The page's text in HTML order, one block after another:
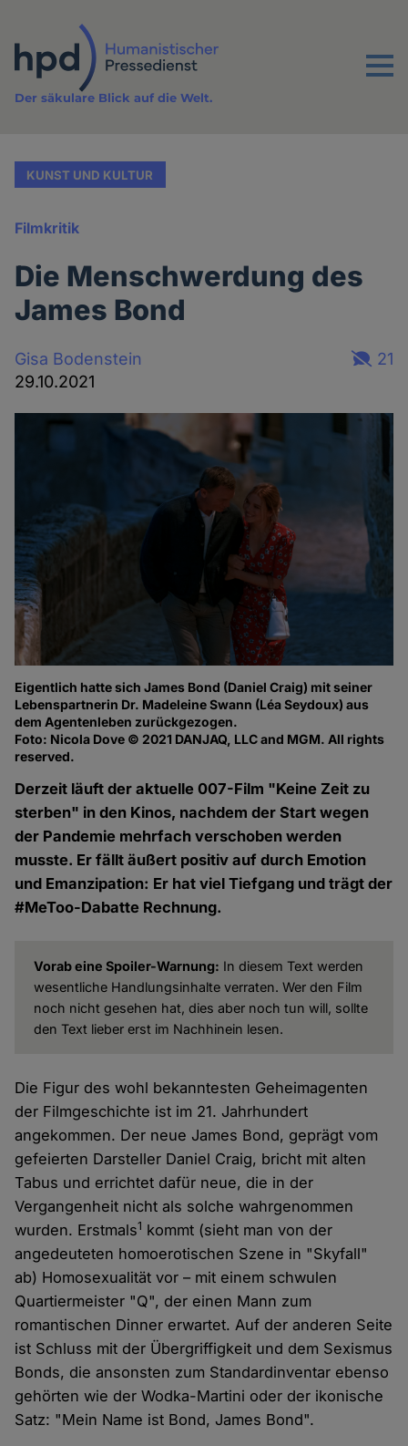
Inhalt
Menu
Der säkulare Blick auf die Welt.
KUNST UND KULTUR
Filmkritik
Die Menschwerdung des
James Bond
Gisa Bodenstein
29.10.2021
21
Eigentlich hatte sich James Bond (Daniel Craig) mit seiner
Lebenspartnerin Dr. Madeleine Swann (Léa Seydoux) aus
dem Agentenleben zurückgezogen.
Foto: Nicola Dove © 2021 DANJAQ, LLC and MGM. All rights
reserved.
Derzeit läuft der aktuelle 007-Film "Keine Zeit zu
sterben" in den Kinos, nachdem der Start wegen
der Pandemie mehrfach verschoben werden
musste. Er fällt äußert positiv auf durch Emotion
und Emanzipation: Er hat viel Tiefgang und trägt der
#MeToo-Dabatte Rechnung.
Vorab eine Spoiler-Warnung: In diesem Text werden
wesentliche Handlungsinhalte verraten. Wer den Film
noch nicht gesehen hat, dies aber noch tun will, sollte
den Text lieber erst im Nachhinein lesen.
Die Figur des wohl bekanntesten Geheimagenten
der Filmgeschichte ist im 21. Jahrhundert
angekommen. Der neue James Bond, geprägt vom
gefeierten Darsteller Daniel Craig, bricht mit alten
Tabus und errichtet dafür neue, die in der
Vergangenheit nicht als solche wahrgenommen
wurden. Erstmals1 kommt (sieht man von der
angedeuteten homoerotischen Szene in "Skyfall"
ab) Homosexualität vor – mit einem schwulen
Quartiermeister "Q", der einen Mann zum
romantischen Dinner erwartet. Auf der anderen Seite
ist Schluss mit der Übergriffigkeit und dem Sexismus
Bonds, die ansonsten zum Standardinventar ebenso
gehörten wie der Wodka-Martini oder der ikonische
Satz: "Mein Name ist Bond, James Bond".